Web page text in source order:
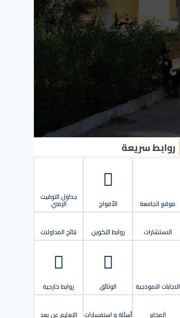
روابط سريعة
موقع الجامعة الأفواج
جداول التوقيت
الزمني
الاستشارات روابط التكوين نتائج المداولات
الاجابات النموذجية الوثائق روابط خارجية
المخابر أسئلة و استفسارات التعليم عن بعد